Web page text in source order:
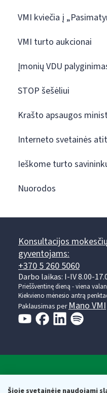
Šioje svetainėje naudojami
VMI kviečia į
VMI turto aukcionai
Įmonių VDU
STOP šešėliui
Krašto apsaugos
Interneto svetainės
Ieškome turto
Nuorodos
Konsultacijos
gyventojams:
+370 5 260 5060
Darbo laikas: I-IV 8.00-
Prieššventinę dieną - viena
Kiekvieno mėnesio antrą
Paklausimas perMano VMI
Valstybinė mokesčių